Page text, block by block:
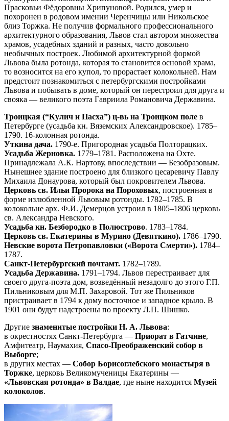
Прасковьи Фёдоровны Хрипуновой. Родился, умер и
похоронен в родовом имении Черенчицы или Никольское
близ Торжка. Не получив формального профессионального
архитектурного образования, Львов стал автором множества
храмов, усадебных зданий и разных, часто довольно
необычных построек. Любимой архитектурной формой
Львова была ротонда, которая то становится основой храма,
то возносится на его купол, то прорастает колокольней. Нам
предстоит познакомиться с петербургскими постройками
Львова и побывать в доме, который он перестроил для друга и
свояка — великого поэта Гавриила Романовича Державина.
Троицкая (“Кулич и Пасха”) ц-вь на Троицком поле в
Петербурге (усадьба кн. Вяземских Александровское). 1785–
1790. 16-колонная ротонда.
Уткина дача. 1790-е. Пригородная усадьба Полторацких.
Усадьба Жерновка. 1779–1781. Расположена на Охте.
Принадлежала А.К. Нартову, впоследствии — Безобразовым.
Нынешнее здание построено для близкого цесаревичу Павлу
Михаила Донаурова, который был покровителем Львова.
Церковь св. Ильи Пророка на Пороховых, построенная в
форме излюбленной Львовым ротонды. 1782–1785. В
колокольне арх. Ф.И. Демерцов устроил в 1805–1806 церковь
св. Александра Невского.
Усадьба кн. Безбородко в Полюстрово. 1783–1784.
Церковь св. Екатерины в Мурино (Девяткино). 1786–1790.
Невские ворота Петропавловки («Ворота Смерти»). 1784–
1787.
Санкт-Петербургский почтамт. 1782–1789.
Усадьба Державина. 1791–1794. Львов перестраивает для
своего друга-поэта дом, возведённый незадолго до этого Г.П.
Пильниковым для М.П. Захаровой. Тот же Пильников
пристраивает в 1794 к дому восточное и западное крыло. В
1901 они будут надстроены по проекту Л.П. Шишко.
Другие знаменитые постройки Н. А. Львова:
в окрестностях Санкт-Петербурга — Приорат в Гатчине,
Амфитеатр, Наумахия, Спасо-Преображенский собор в
Выборге;
в других местах — Собор Борисоглебского монастыря в
Торжке, церковь Великомученицы Екатерины —
«Львовская ротонда» в Валдае, где ныне находится Музей
колоколов.